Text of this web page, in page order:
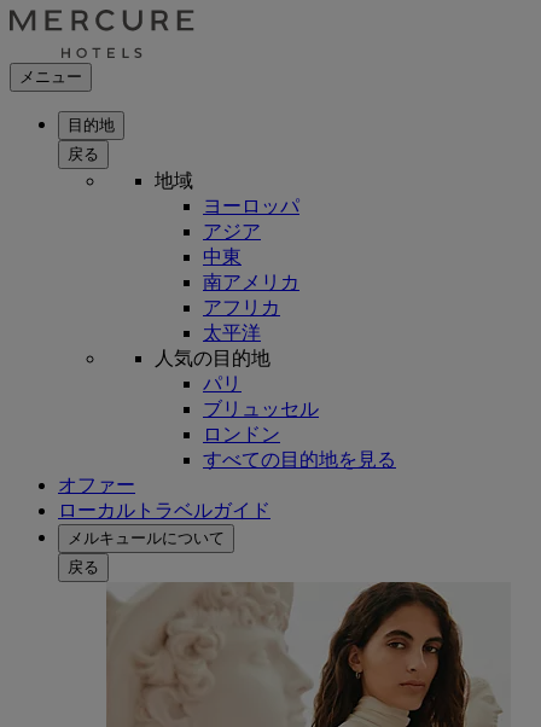
メニュー
目的地
戻る
地域
ヨーロッパ
アジア
中東
南アメリカ
アフリカ
太平洋
人気の目的地
パリ
ブリュッセル
ロンドン
すべての目的地を見る
オファー
ローカルトラベルガイド
メルキュールについて
戻る